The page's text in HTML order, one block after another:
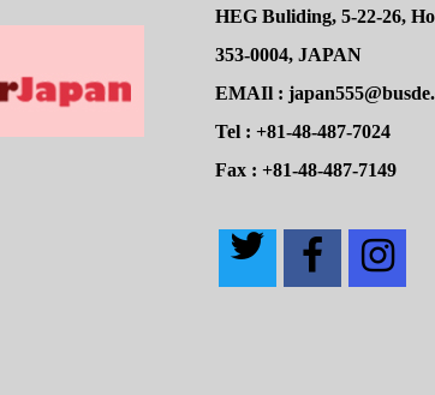
HEG Buliding, 5-22-26,
353-0004, JAPAN
EMAIl :
Tel : +81-48-487-7024
Fax : +81-48-487-7149